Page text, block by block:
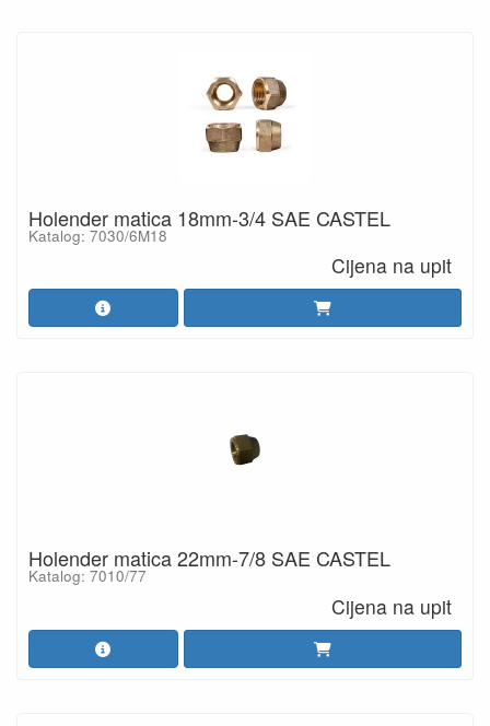
Holender matica 18mm-3/4 SAE CASTEL
Katalog: 7030/6M18
Cijena na upit
Holender matica 22mm-7/8 SAE CASTEL
Katalog: 7010/77
Cijena na upit